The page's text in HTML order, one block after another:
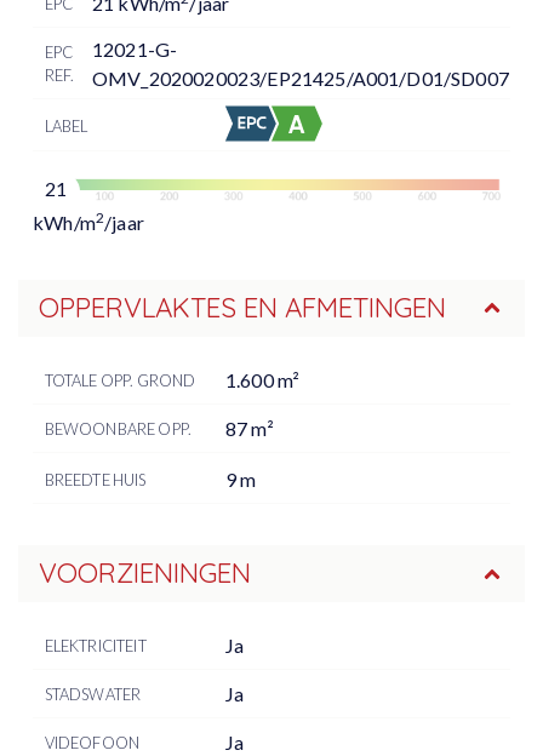
EPC
EPC
REF.
12021-G-
OMV_2020020023/EP21425/A001/D01/SD007
LABEL
21
kWh/m2/jaar
OPPERVLAKTES EN AFMETINGEN
TOTALE OPP. GROND 1.600 m²
BEWOONBARE OPP. 87 m²
BREEDTE HUIS 9 m
VOORZIENINGEN
ELEKTRICITEIT Ja
STADSWATER Ja
VIDEOFOON Ja